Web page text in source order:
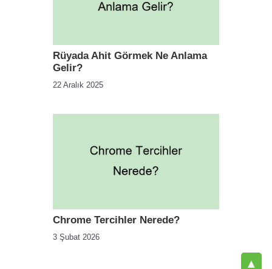
Rüyada Ahit Görmek Ne Anlama
Gelir?
22 Aralık 2025
Chrome Tercihler Nerede?
3 Şubat 2026
▲